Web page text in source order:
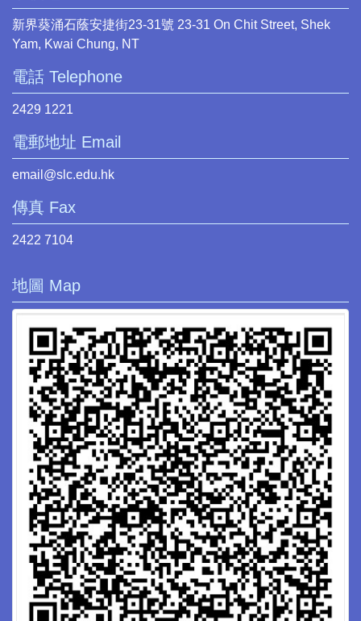
新界葵涌石蔭安捷街23-31號 23-31 On Chit Street, Shek
Yam, Kwai Chung, NT
電話 Telephone
2429 1221
電郵地址 Email
email@slc.edu.hk
傳真 Fax
2422 7104
地圖 Map